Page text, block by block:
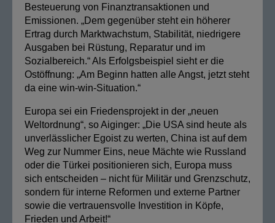
Besteuerung von Finanztransaktionen und
Emissionen. „Dem gegenüber steht ein höherer
Ertrag durch Marktwachstum, Stabilität, niedrigere
Ausgaben bei Rüstung, Reparatur und im
Sozialbereich.“ Als Erfolgsbeispiel sieht er die
Ostöffnung: „Am Beginn hatten alle Angst, jetzt steht
da eine win-win-Situation.“
Europa sei ein Friedensprojekt in der „neuen
Weltordnung“, so Aiginger: „Die USA sind heute als
unverlässlicher Egoist zu werten, China ist auf dem
Weg zur Nummer Eins, neue Mächte wie Russland
oder die Türkei positionieren sich, Europa muss
sich entscheiden – nicht für Militär und Grenzschutz,
sondern für interne Reformen und externe Partner
sowie die vertrauensvolle Investition in Köpfe,
Frieden und Arbeit!“